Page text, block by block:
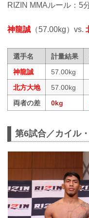
RIZIN MMAルール：5
神龍誠 （57.00kg）vs.
選手名 計量結果
神龍誠
57.00kg
北方大地
57.00kg
両者の差
0kg
第6試合／カイル